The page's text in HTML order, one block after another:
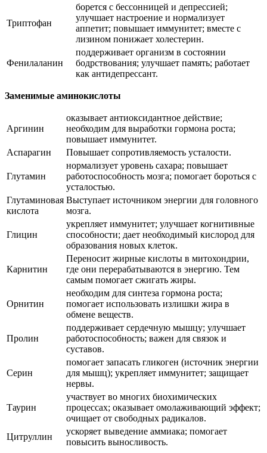
Триптофан
борется с бессонницей и депрессией;
улучшает настроение и нормализует
аппетит; повышает иммунитет; вместе с
лизином понижает холестерин.
Фенилаланин
поддерживает организм в состоянии
бодрствования; улучшает память; работает
как антидепрессант.
Заменимые аминокислоты
Аргинин
оказывает антиоксидантное действие;
необходим для выработки гормона роста;
повышает иммунитет.
Аспарагин
Повышает сопротивляемость усталости.
Глутамин
нормализует уровень сахара; повышает
работоспособность мозга; помогает бороться с
усталостью.
Глутаминовая
кислота
Выступает источником энергии для головного
мозга.
Глицин
укрепляет иммунитет; улучшает когнитивные
способности; дает необходимый кислород для
образования новых клеток.
Карнитин
Переносит жирные кислоты в митохондрии,
где они перерабатываются в энергию. Тем
самым помогает сжигать жиры.
Орнитин
необходим для синтеза гормона роста;
помогает использовать излишки жира в
обмене веществ.
Пролин
поддерживает сердечную мышцу; улучшает
работоспособность; важен для связок и
суставов.
Серин
помогает запасать гликоген (источник энергии
для мышц); укрепляет иммунитет; защищает
нервы.
Таурин
участвует во многих биохимических
процессах; оказывает омолаживающий эффект;
очищает от свободных радикалов.
Цитруллин
ускоряет выведение аммиака; помогает
повысить выносливость.